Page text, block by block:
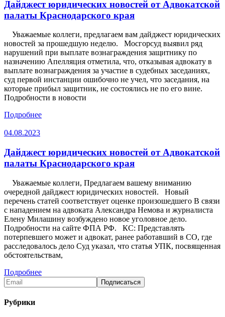
Дайджест юридических новостей от Адвокатской
палаты Краснодарского края
Уважаемые коллеги, предлагаем вам дайджест юридических
новостей за прошедшую неделю. Мосгорсуд выявил ряд
нарушений при выплате вознаграждения защитнику по
назначению Апелляция отметила, что, отказывая адвокату в
выплате вознаграждения за участие в судебных заседаниях,
суд первой инстанции ошибочно не учел, что заседания, на
которые прибыл защитник, не состоялись не по его вине.
Подробности в новости
Подробнее
04.08.2023
Дайджест юридических новостей от Адвокатской
палаты Краснодарского края
Уважаемые коллеги, Предлагаем вашему вниманию
очередной дайджест юридических новостей. Новый
перечень статей соответствует оценке произошедшего В связи
с нападением на адвоката Александра Немова и журналиста
Елену Милашину возбуждено новое уголовное дело.
Подробности на сайте ФПА РФ. КС: Представлять
потерпевшего может и адвокат, ранее работавший в СО, где
расследовалось дело Суд указал, что статья УПК, посвященная
обстоятельствам,
Подробнее
Рубрики